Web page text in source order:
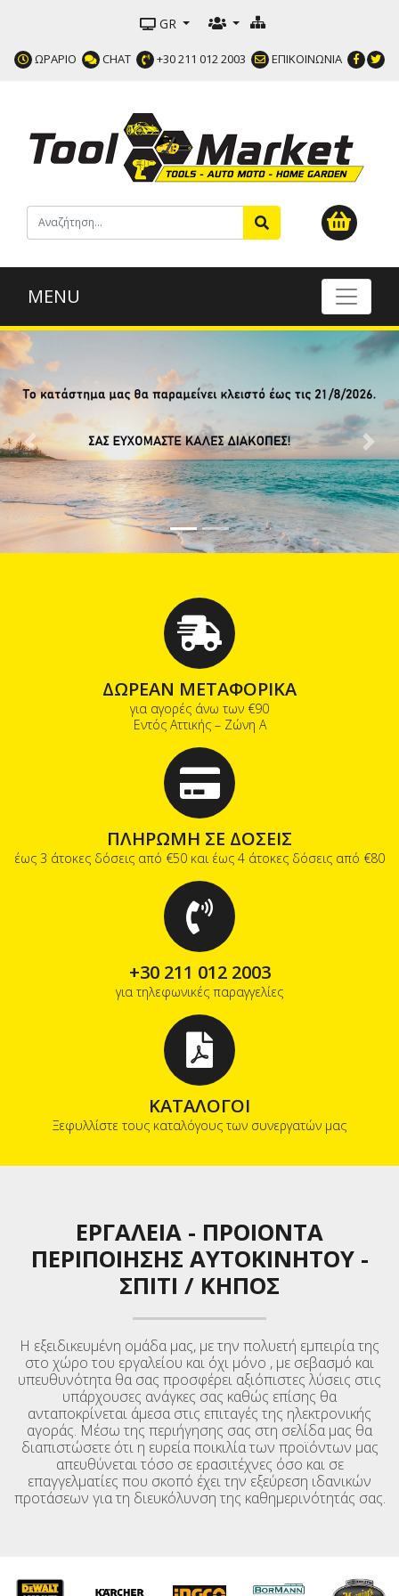
GR
ΩΡΑΡΙΟ CHAT +30 211 012 2003 ΕΠΙΚΟΙΝΩΝΙΑ
MENU
Previous Next
ΔΩΡΕΑΝ ΜΕΤΑΦΟΡΙΚΑ
για αγορές άνω των €90
Εντός Αττικής – Ζώνη Α
ΠΛΗΡΩΜΗ ΣΕ ΔΟΣΕΙΣ
έως 3 άτοκες δόσεις από €50 και έως 4 άτοκες δόσεις από €80
+30 211 012 2003
για τηλεφωνικές παραγγελίες
ΚΑΤΑΛΟΓΟΙ
Ξεφυλλίστε τους καταλόγους των συνεργατών μας
ΕΡΓΑΛΕΙΑ - ΠΡΟΙΟΝΤΑ
ΠΕΡΙΠΟΙΗΣΗΣ ΑΥΤΟΚΙΝΉΤΟΥ-
ΣΠΙΤΙ / ΚΉΠΟΣ
Η εξειδικευμένη ομάδα μας, με την πολυετή εμπειρία της
στο χώρο του εργαλείου και όχι μόνο , με σεβασμό και
υπευθυνότητα θα σας προσφέρει αξιόπιστες λύσεις στις
υπάρχουσες ανάγκες σας καθώς επίσης θα
ανταποκρίνεται άμεσα στις επιταγές της ηλεκτρονικής
αγοράς. Μέσω της περιήγησης σας στη σελίδα μας θα
διαπιστώσετε ότι η ευρεία ποικιλία των προϊόντων μας
απευθύνεται τόσο σε ερασιτέχνες όσο και σε
επαγγελματίες που σκοπό έχει την εξεύρεση ιδανικών
προτάσεων για τη διευκόλυνση της καθημερινότητάς σας.